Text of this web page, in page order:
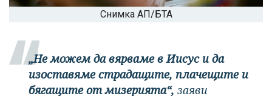
Снимка АП/БТА
„Не можем да вярваме в Иисус и да
изоставяме страдащите, плачещите и
бягащите от мизерията“, заяви